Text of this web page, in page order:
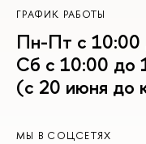
ГРАФИК РАБОТЫ
Пн-Пт с 10:00
Сб с 10:00 до
(с 20 июня до
МЫ В СОЦСЕТЯХ